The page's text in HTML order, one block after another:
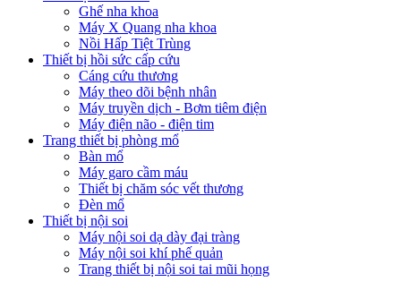
Ghế nha khoa
Máy X Quang nha khoa
Nồi Hấp Tiệt Trùng
Thiết bị hồi sức cấp cứu
Cáng cứu thương
Máy theo dõi bệnh nhân
Máy truyền dịch - Bơm tiêm điện
Máy điện não - điện tim
Trang thiết bị phòng mổ
Bàn mổ
Máy garo cầm máu
Thiết bị chăm sóc vết thương
Đèn mổ
Thiết bị nội soi
Máy nội soi dạ dày đại tràng
Máy nội soi khí phế quản
Trang thiết bị nội soi tai mũi họng